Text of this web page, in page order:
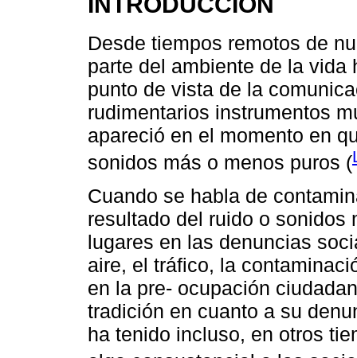
Desde tiempos remotos de
parte del ambiente de la
punto de vista de la
rudimentarios instrumentos
apareció en el momento en
sonidos más o menos puros (
Cuando se habla de
resultado del ruido o sonidos
lugares en las denuncias
aire, el tráfico, la
en la pre- ocupación
tradición en cuanto a su
ha tenido incluso, en otros